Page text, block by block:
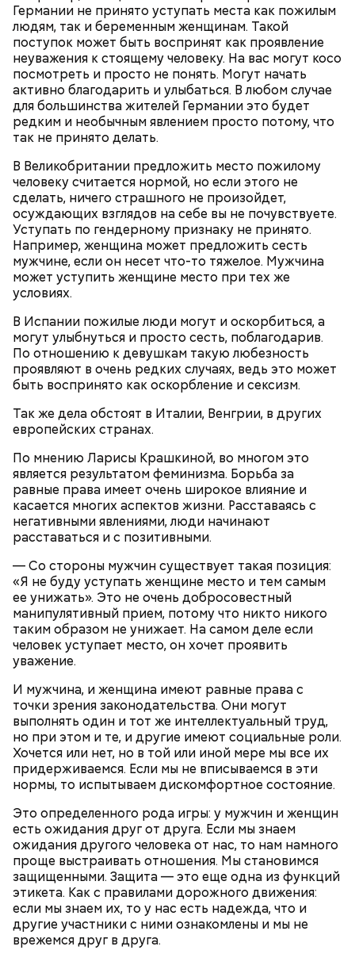
Германии не принято уступать места как пожилым
людям, так и беременным женщинам. Такой
поступок может быть воспринят как проявление
неуважения к стоящему человеку. На вас могут косо
посмотреть и просто не понять. Могут начать
активно благодарить и улыбаться. В любом случае
для большинства жителей Германии это будет
редким и необычным явлением просто потому, что
так не принято делать.
В Великобритании предложить место пожилому
человеку считается нормой, но если этого не
сделать, ничего страшного не произойдет,
осуждающих взглядов на себе вы не почувствуете.
Уступать по гендерному признаку не принято.
Например, женщина может предложить сесть
мужчине, если он несет что-то тяжелое. Мужчина
может уступить женщине место при тех же
условиях.
В Испании пожилые люди могут и оскорбиться, а
могут улыбнуться и просто сесть, поблагодарив.
По отношению к девушкам такую любезность
проявляют в очень редких случаях, ведь это может
быть воспринято как оскорбление и сексизм.
Так же дела обстоят в Италии, Венгрии, в других
европейских странах.
По мнению Ларисы Крашкиной, во многом это
является результатом феминизма. Борьба за
равные права имеет очень широкое влияние и
касается многих аспектов жизни. Расставаясь с
негативными явлениями, люди начинают
расставаться и с позитивными.
— Со стороны мужчин существует такая позиция:
«Я не буду уступать женщине место и тем самым
ее унижать». Это не очень добросовестный
манипулятивный прием, потому что никто никого
таким образом не унижает. На самом деле если
человек уступает место, он хочет проявить
уважение.
И мужчина, и женщина имеют равные права с
точки зрения законодательства. Они могут
выполнять один и тот же интеллектуальный труд,
но при этом и те, и другие имеют социальные роли.
Хочется или нет, но в той или иной мере мы все их
придерживаемся. Если мы не вписываемся в эти
нормы, то испытываем дискомфортное состояние.
Это определенного рода игры: у мужчин и женщин
есть ожидания друг от друга. Если мы знаем
ожидания другого человека от нас, то нам намного
проще выстраивать отношения. Мы становимся
защищенными. Защита — это еще одна из функций
этикета. Как с правилами дорожного движения:
если мы знаем их, то у нас есть надежда, что и
другие участники с ними ознакомлены и мы не
врежемся друг в друга.
О, всесвятый Николае, угодниче преизрядный
скорбех скорый помощниче!
Помози мне грешному и унылому в настоящем сем
житии, умоли Господа Бога даровати ми
юности моея, во всем житии моем, делом, словом,
помышлением и всеми моими чувствы; и во исходе
Бога, всея твари Содетеля, избавити мя воздушных
мытарств и вечного мучения: да всегда прославляю
Отца и Сына и Святаго Духа, и твое милостивное
предстательство, ныне и присно и во веки веков.
Аминь.
Николай-угодник и народный
календарь
300-400 г шампиньонов или других свежих
грибов;
3 ст. ложки фасоли;
по 1 моркови и репчатой луковице;
3 ст. ложки растительного масла;
зелень, черный молотый перец и соль по вкусу.
Фасоль замочить на ночь, затем промыть, опустить
в кипяток, варить 5-6 минут, настоять 40-60 минут.
Морковь натереть на терке, лук и грибы порубить.
нее грибы, морковь и лук, посолить по вкусу,
варить 6-8 минут. Настоять 20-30 минут. При
подаче на стол заправить суп растительным
маслом, посыпать зеленью укропа и петрушки и
черным молотым перцем.
Суп крестьянский
по вкусу.